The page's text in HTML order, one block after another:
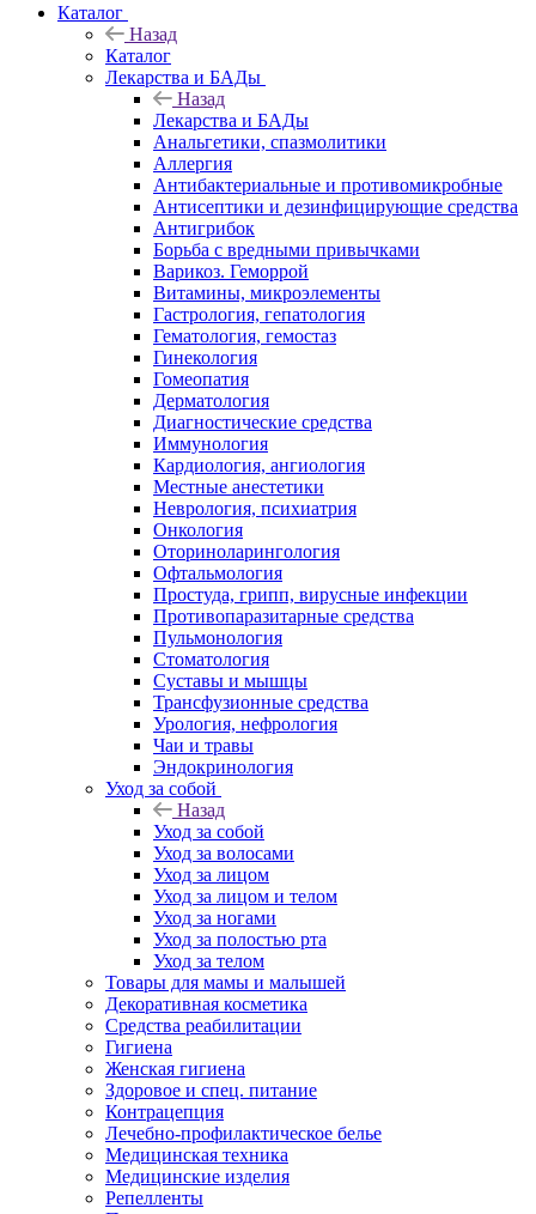
Каталог
Назад
Каталог
Лекарства и БАДы
Назад
Лекарства и БАДы
Анальгетики, спазмолитики
Аллергия
Антибактериальные и противомикробные
Антисептики и дезинфицирующие средства
Антигрибок
Борьба с вредными привычками
Варикоз. Геморрой
Витамины, микроэлементы
Гастрология, гепатология
Гематология, гемостаз
Гинекология
Гомеопатия
Дерматология
Диагностические средства
Иммунология
Кардиология, ангиология
Местные анестетики
Неврология, психиатрия
Онкология
Оториноларингология
Офтальмология
Простуда, грипп, вирусные инфекции
Противопаразитарные средства
Пульмонология
Стоматология
Суставы и мышцы
Трансфузионные средства
Урология, нефрология
Чаи и травы
Эндокринология
Уход за собой
Назад
Уход за собой
Уход за волосами
Уход за лицом
Уход за лицом и телом
Уход за ногами
Уход за полостью рта
Уход за телом
Товары для мамы и малышей
Декоративная косметика
Средства реабилитации
Гигиена
Женская гигиена
Здоровое и спец. питание
Контрацепция
Лечебно-профилактическое белье
Медицинская техника
Медицинские изделия
Репелленты